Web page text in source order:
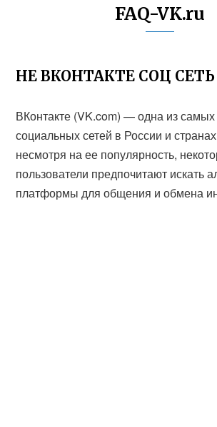
FAQ-VK.ru
НЕ ВКОНТАКТЕ СОЦ СЕТЬ
ВКонтакте (VK.com) — одна из
социальных сетей в России и
несмотря на ее популярность,
пользователи предпочитают искать
платформы для общения и обмена